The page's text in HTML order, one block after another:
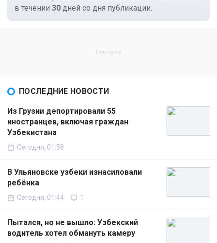
в течении 30 дней со дня публикации.
ПОСЛЕДНИЕ НОВОСТИ
Из Грузии депортировали 55
иностранцев, включая граждан
Узбекистана
Сегодня, 01:58
В Ульяновске узбеки изнасиловали
ребёнка
Сегодня, 01:44 1
Пытался, но не вышло: Узбекский
водитель хотел обмануть камеру